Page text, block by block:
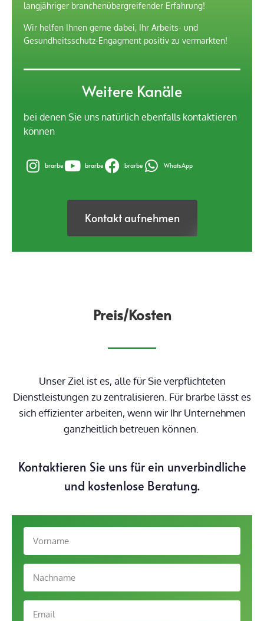
langjähriger branchenübergreifender Erfahrung!
Wir helfen Ihnen gerne dabei, Ihr Arbeits- und
Gesundheitsschutz-Engagment positiv zu vermarkten!
Weitere Kanäle
bei denen Sie uns natürlich ebenfalls kontaktieren
können
brarbe brarbe brarbe WhatsApp
Kontakt aufnehmen
Preis/Kosten
Unser Ziel ist es, alle für Sie verpflichteten
Dienstleistungen zu zentralisieren. Für brarbe lässt es
sich effizienter arbeiten, wenn wir Ihr Unternehmen
ganzheitlich betreuen können.
Kontaktieren Sie uns für ein unverbindliche
und kostenlose Beratung.